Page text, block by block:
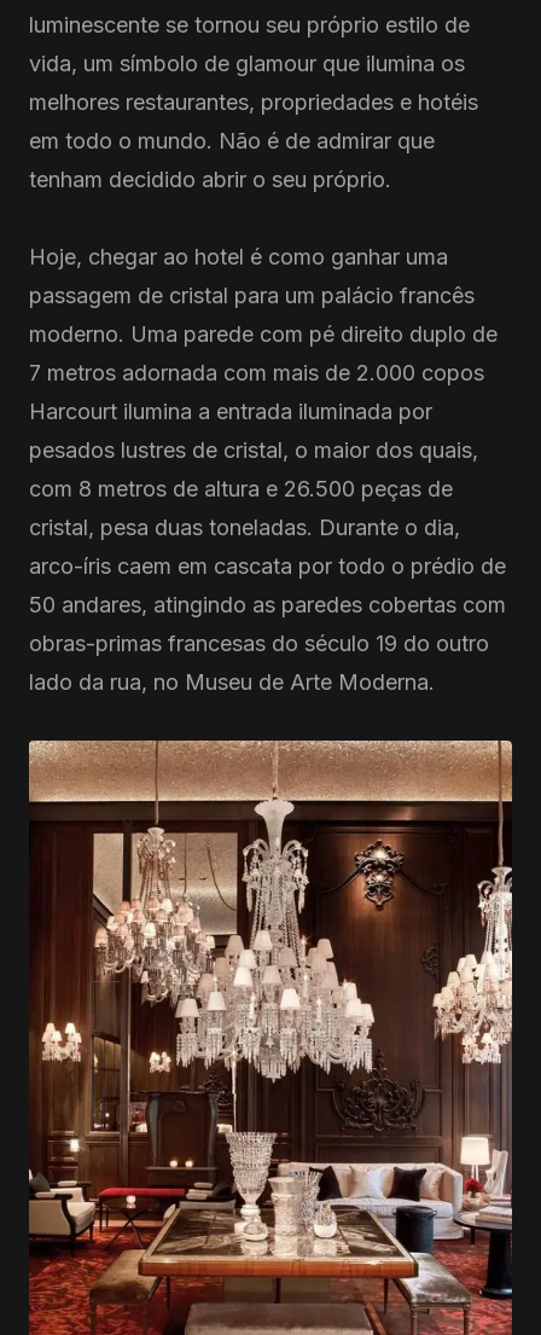
luminescente se tornou seu próprio estilo de
vida, um símbolo de glamour que ilumina os
melhores restaurantes, propriedades e hotéis
em todo o mundo. Não é de admirar que
tenham decidido abrir o seu próprio.
Hoje, chegar ao hotel é como ganhar uma
passagem de cristal para um palácio francês
moderno. Uma parede com pé direito duplo de
7 metros adornada com mais de 2.000 copos
Harcourt ilumina a entrada iluminada por
pesados ​​lustres de cristal, o maior dos quais,
com 8 metros de altura e 26.500 peças de
cristal, pesa duas toneladas. Durante o dia,
arco-íris caem em cascata por todo o prédio de
50 andares, atingindo as paredes cobertas com
obras-primas francesas do século 19 do outro
lado da rua, no Museu de Arte Moderna.